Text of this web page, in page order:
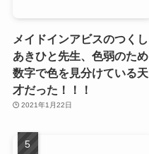
メイドインアビスのつくし
あきひと先生、色弱のため
数字で色を見分けている天
才だった！！！
2021年1月22日